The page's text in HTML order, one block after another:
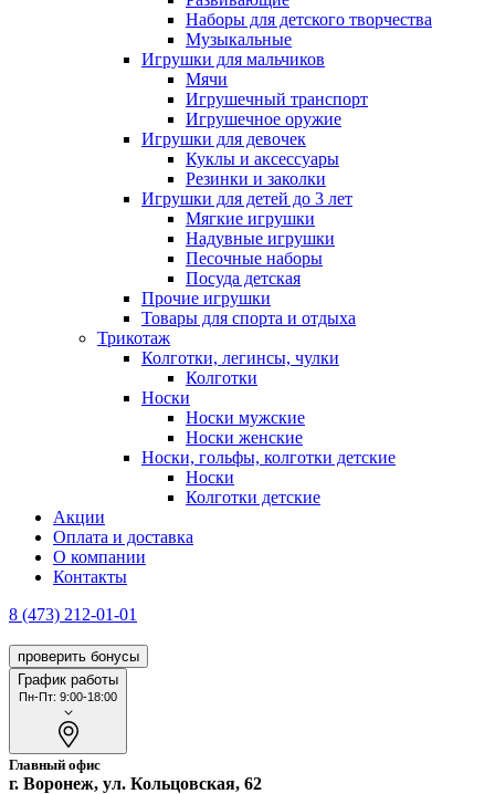
Наборы для детского творчества
Музыкальные
Игрушки для мальчиков
Мячи
Игрушечный транспорт
Игрушечное оружие
Игрушки для девочек
Куклы и аксессуары
Резинки и заколки
Игрушки для детей до 3 лет
Мягкие игрушки
Надувные игрушки
Песочные наборы
Посуда детская
Прочие игрушки
Товары для спорта и отдыха
Трикотаж
Колготки, легинсы, чулки
Колготки
Носки
Носки мужские
Носки женские
Носки, гольфы, колготки детские
Носки
Колготки детские
Акции
Оплата и доставка
О компании
Контакты
8 (473) 212-01-01
проверить бонусы
График работы
Пн-Пт: 9:00-18:00
Главный офис
г. Воронеж, ул. Кольцовская, 62